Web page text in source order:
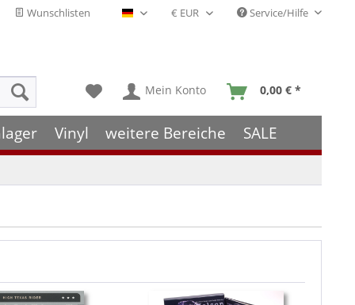
Wunschlisten Deutsch - DE Service/Hilfe
Mein Konto 0,00 € *
Vinyl weitere Bereiche SALE